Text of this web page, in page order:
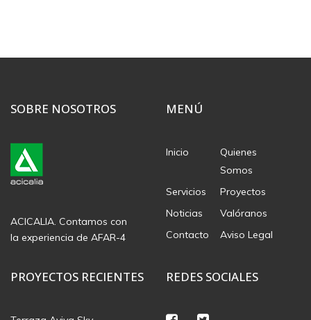
SOBRE NOSOTROS
ACICALIA. Contamos con
la experiencia de AFAR-4
MENÚ
Inicio
Quienes
Somos
Servicios
Proyectos
Noticias
Valóranos
Contacto
Aviso Legal
PROYECTOS RECIENTES REDES SOCIALES